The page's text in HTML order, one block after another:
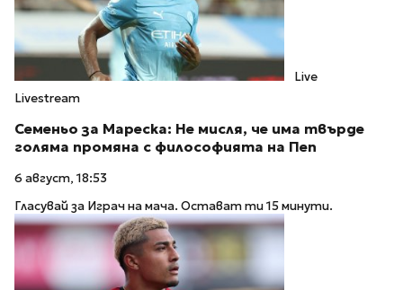
Live
Livestream
Семеньо за Мареска: Не мисля, че има твърде
голяма промяна с философията на Пеп
6 август, 18:53
Гласувай за Играч на мача. Остават ти 15 минути.